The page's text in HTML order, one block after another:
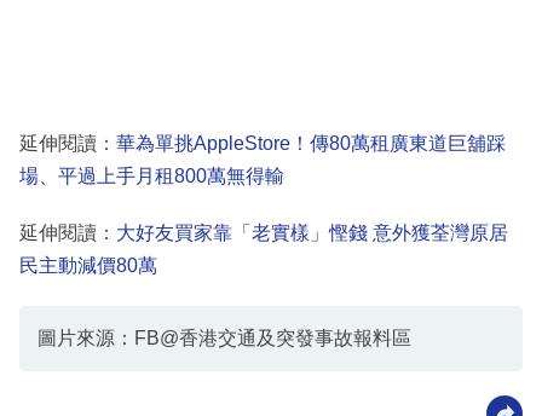
延伸閱讀： 華為單挑AppleStore！傳80萬租廣東道巨舖踩
場、平過上手月租800萬無得輸
延伸閱讀： 大好友買家靠「老實樣」慳錢 意外獲荃灣原居
民主動減價80萬
圖片來源：FB@香港交通及突發事故報料區